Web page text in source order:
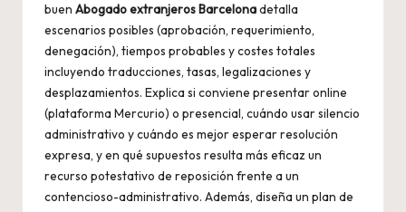
buen Abogado extranjeros Barcelonadetalla
escenarios posibles (aprobación, requerimiento,
denegación), tiempos probables y costes totales
incluyendo traducciones, tasas, legalizaciones y
desplazamientos. Explica si conviene presentar online
(plataforma Mercurio) o presencial, cuándo usar silencio
administrativo y cuándo es mejor esperar resolución
expresa, y en qué supuestos resulta más eficaz un
recurso potestativo de reposición frente a un
contencioso-administrativo. Además, diseña un plan de